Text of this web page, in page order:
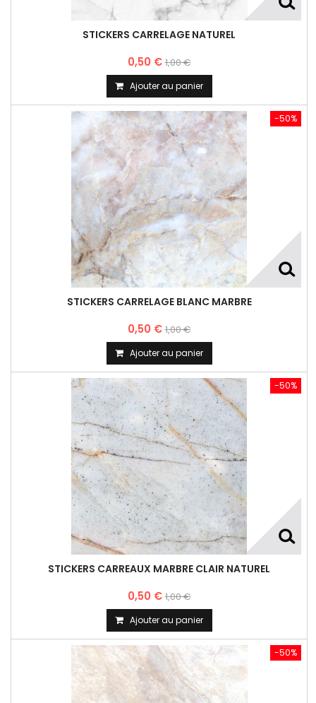
STICKERS CARRELAGE NATUREL
0,50 €1,00 €
Ajouter au panier
STICKERS CARRELAGE BLANC MARBRE
0,50 €1,00 €
-50%
Ajouter au panier
STICKERS CARREAUX MARBRE CLAIR NATUREL
0,50 €1,00 €
-50%
Ajouter au panier
-50%